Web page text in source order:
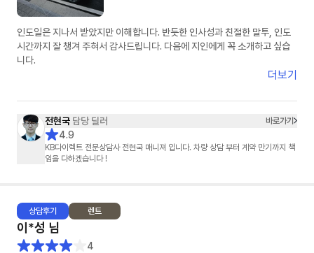
인도일은 지나서 받았지만 이해합니다. 반듯한 인사성과 친절한 말투, 인도
시간까지 잘 챙겨 주혀서 감사드립니다. 다음에 지인에게 꼭 소개하고 싶습
니다.
더보기
전현국 담당 딜러 바로가기
4.9
KB다이렉트 전문상담사 전현국 매니져 입니다. 차량 상담 부터 계약 만기까지 책
임을 다하겠습니다 !
상담후기 렌트
이*성 님
4